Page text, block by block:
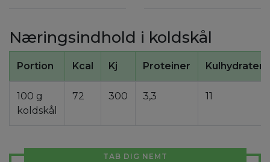
Næringsindhold i koldskål
Portion Kcal Kj Proteiner Kulhydrater
100 g
koldskål
72 300 3,3 11
TAB DIG NEMT